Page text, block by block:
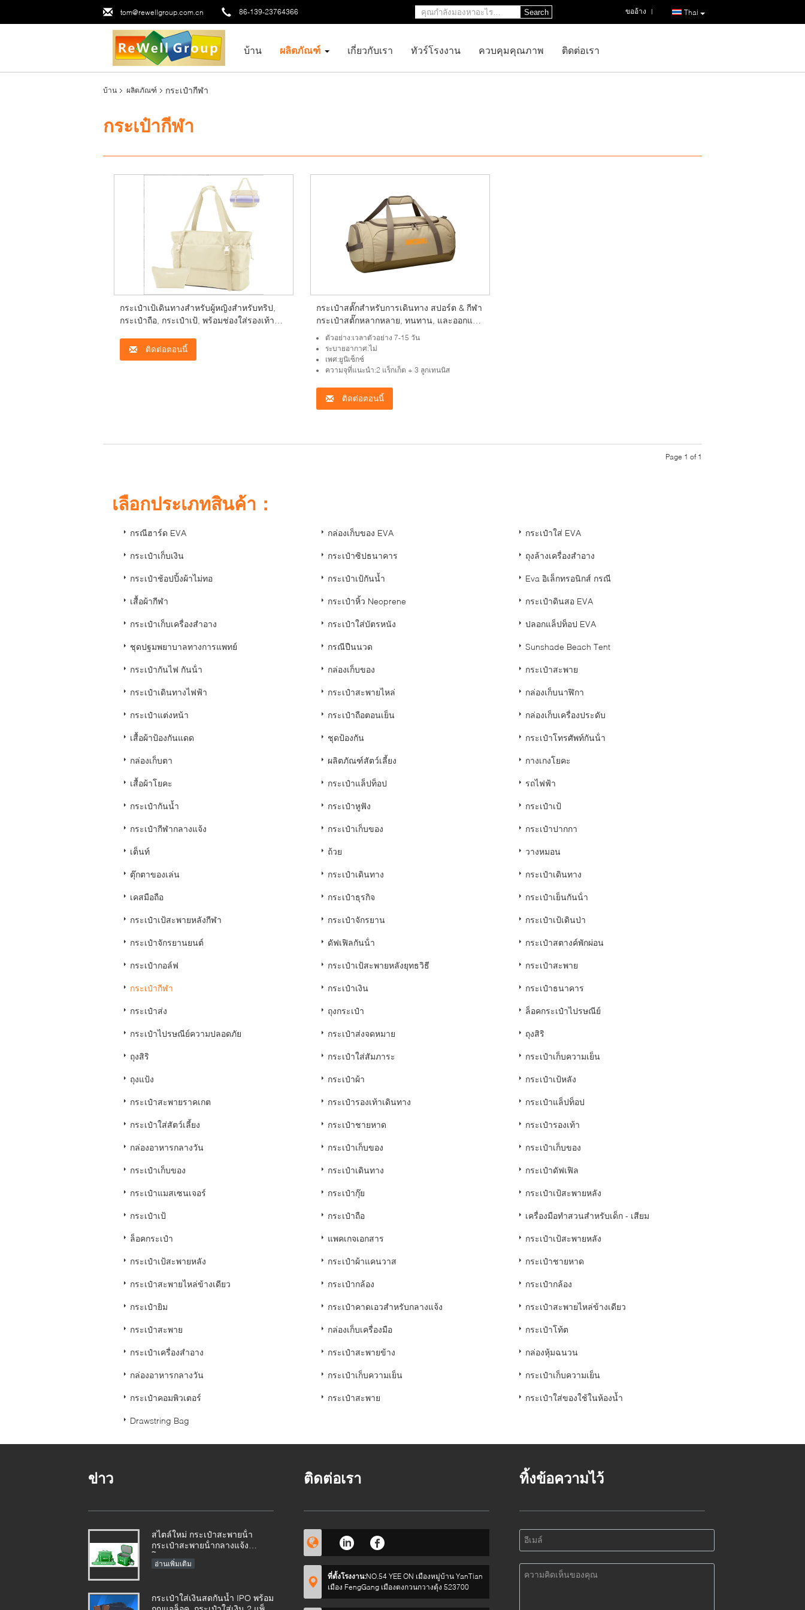
tom@rewellgroup.com.cn 86-139-23764366 Thai
ขออ้าง |
Search
บ้าน ผลิตภัณฑ์ เกี่ยวกับเรา ทัวร์โรงงาน ควบคุมคุณภาพ ติดต่อเรา
บ้าน ผลิตภัณฑ์ กระเป๋ากีฬา
กระเป๋ากีฬา
กระเป๋าเป้เดินทางสำหรับผู้หญิงสำหรับทริป,
กระเป๋าถือ, กระเป๋าเป้, พร้อมช่องใส่รองเท้า
สำหรับค้างคืนสุดสัปดาห์
ติดต่อตอนนี้
กระเป๋าสตั๊กสําหรับการเดินทาง สปอร์ต & กีฬา
กระเป๋าสตั๊กหลากหลาย, ทนทาน, และออกแบบ
สําหรับรูปแบบชีวิตที่ทํางาน
ตัวอย่าง:เวลาตัวอย่าง 7-15 วัน
ระบายอากาศ:ไม่
เพศ:ยูนิเซ็กซ์
ความจุที่แนะนำ:2 แร็กเก็ต + 3 ลูกเทนนิส
ติดต่อตอนนี้
Page 1 of 1
เลือกประเภทสินค้า：
กรณีฮาร์ด EVA กล่องเก็บของ EVA กระเป๋าใส่ EVA
กระเป๋าเก็บเงิน กระเป๋าซิปธนาคาร ถุงล้างเครื่องสำอาง
กระเป๋าช้อปปิ้งผ้าไม่ทอ กระเป๋าเป้กันน้ำ Eva อิเล็กทรอนิกส์ กรณี
เสื้อผ้ากีฬา กระเป๋าหิ้ว Neoprene กระเป๋าดินสอ EVA
กระเป๋าเก็บเครื่องสำอาง กระเป๋าใส่บัตรหนัง ปลอกแล็ปท็อป EVA
ชุดปฐมพยาบาลทางการแพทย์ กรณีปืนนวด Sunshade Beach Tent
กระเป๋ากันไฟ กันน้ํา กล่องเก็บของ กระเป๋าสะพาย
กระเป๋าเดินทางไฟฟ้า กระเป๋าสะพายไหล่ กล่องเก็บนาฬิกา
กระเป๋าแต่งหน้า กระเป๋าถือตอนเย็น กล่องเก็บเครื่องประดับ
เสื้อผ้าป้องกันแดด ชุดป้องกัน กระเป๋าโทรศัพท์กันน้ํา
กล่องเก็บตา ผลิตภัณฑ์สัตว์เลี้ยง กางเกงโยคะ
เสื้อผ้าโยคะ กระเป๋าแล็ปท็อป รถไฟฟ้า
กระเป๋ากันน้ำ กระเป๋าหูฟัง กระเป๋าเป้
กระเป๋ากีฬากลางแจ้ง กระเป๋าเก็บของ กระเป๋าปากกา
เต็นท์ ถ้วย วางหมอน
ตุ๊กตาของเล่น กระเป๋าเดินทาง กระเป๋าเดินทาง
เคสมือถือ กระเป๋าธุรกิจ กระเป๋าเย็นกันน้ํา
กระเป๋าเป้สะพายหลังกีฬา กระเป๋าจักรยาน กระเป๋าเป้เดินป่า
กระเป๋าจักรยานยนต์ ดัฟเฟิลกันน้ํา กระเป๋าสตางค์พักผ่อน
กระเป๋ากอล์ฟ กระเป๋าเป้สะพายหลังยุทธวิธี กระเป๋าสะพาย
กระเป๋ากีฬา กระเป๋าเงิน กระเป๋าธนาคาร
กระเป๋าส่ง ถุงกระเป๋า ล็อคกระเป๋าไปรษณีย์
กระเป๋าไปรษณีย์ความปลอดภัย กระเป๋าส่งจดหมาย ถุงสิริ
ถุงสิริ กระเป๋าใส่สัมภาระ กระเป๋าเก็บความเย็น
ถุงแป้ง กระเป๋าผ้า กระเป๋าเป้หลัง
กระเป๋าสะพายราคเกต กระเป๋ารองเท้าเดินทาง กระเป๋าแล็ปท็อป
กระเป๋าใส่สัตว์เลี้ยง กระเป๋าชายหาด กระเป๋ารองเท้า
กล่องอาหารกลางวัน กระเป๋าเก็บของ กระเป๋าเก็บของ
กระเป๋าเก็บของ กระเป๋าเดินทาง กระเป๋าดัฟเฟิล
กระเป๋าแมสเซนเจอร์ กระเป๋ากุ๊ย กระเป๋าเป้สะพายหลัง
กระเป๋าเป้ กระเป๋าถือ เครื่องมือทำสวนสำหรับเด็ก - เสียม
ล็อคกระเป๋า แพคเกจเอกสาร กระเป๋าเป้สะพายหลัง
กระเป๋าเป้สะพายหลัง กระเป๋าผ้าแคนวาส กระเป๋าชายหาด
กระเป๋าสะพายไหล่ข้างเดียว กระเป๋ากล้อง กระเป๋ากล้อง
กระเป๋ายิม กระเป๋าคาดเอวสำหรับกลางแจ้ง กระเป๋าสะพายไหล่ข้างเดียว
กระเป๋าสะพาย กล่องเก็บเครื่องมือ กระเป๋าโท้ต
กระเป๋าเครื่องสำอาง กระเป๋าสะพายข้าง กล่องหุ้มฉนวน
กล่องอาหารกลางวัน กระเป๋าเก็บความเย็น กระเป๋าเก็บความเย็น
กระเป๋าคอมพิวเตอร์ กระเป๋าสะพาย กระเป๋าใส่ของใช้ในห้องน้ำ
Drawstring Bag
ข่าว
สไตล์ใหม่ กระเป๋าสะพายน้ํา
กระเป๋าสะพายน้ํากลางแจ้ง
โรงงาน
อ่านเพิ่มเติม
กระเป๋าใส่เงินสดกันน้ำ IPO พร้อม
ติดต่อเรา
ที่ตั้งโรงงาน:NO.54 YEE ON เมืองหมู่บ้าน YanTian
เมือง FengGang เมืองตงกวนกวางตุ้ง 523700
ทิ้งข้อความไว้